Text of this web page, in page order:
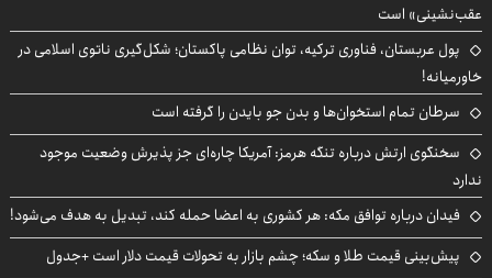
عقب‌نشینی» است
پول عربستان، فناوری ترکیه، توان نظامی پاکستان؛ شکل‌گیری ناتوی اسلامی در
خاورمیانه!
سرطان تمام استخوان‌ها و بدن جو بایدن را گرفته است
سخنگوی ارتش درباره تنگه هرمز: آمریکا چاره‌ای جز پذیرش وضعیت موجود
ندارد
فیدان درباره توافق مکه: هر کشوری به اعضا حمله کند، تبدیل به هدف می‌شود!
پیش‌بینی قیمت طلا و سکه؛ چشم بازار به تحولات قیمت دلار است +جدول